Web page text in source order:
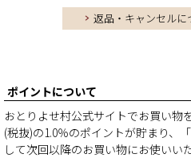
返品・キャンセルに
ポイントについて
おとりよせ村公式サイトでお買い物
(税抜)の1.0％のポイントが貯まり、
して次回以降のお買い物にお使いい